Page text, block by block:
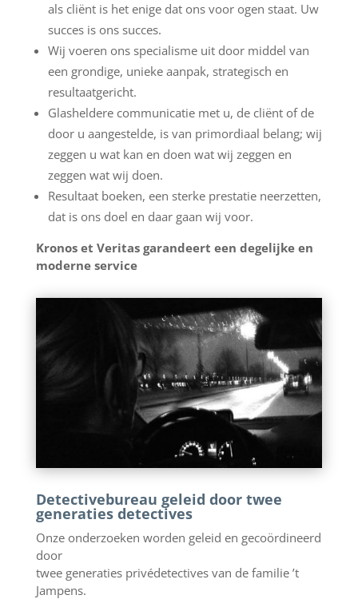
als cliënt is het enige dat ons voor ogen staat. Uw
succes is ons succes.
Wij voeren ons specialisme uit door middel van
een grondige, unieke aanpak, strategisch en
resultaatgericht.
Glasheldere communicatie met u, de cliënt of de
door u aangestelde, is van primordiaal belang; wij
zeggen u wat kan en doen wat wij zeggen en
zeggen wat wij doen.
Resultaat boeken, een sterke prestatie neerzetten,
dat is ons doel en daar gaan wij voor.
Kronos et Veritas garandeert een degelijke en
moderne service
Detectivebureau geleid door twee
generaties detectives
Onze onderzoeken worden geleid en gecoördineerd
door
twee generaties privédetectives van de familie ’t
Jampens.